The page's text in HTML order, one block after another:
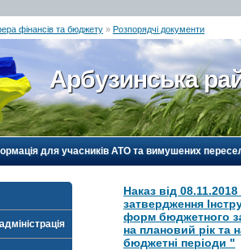
фінансів та бюджету » Розпорядчі документи
Арбузинська
для учасників АТО та вимушених
Наказ від
затвердження
форм бюджетного
на плановий рік та
бюджетні періоди "